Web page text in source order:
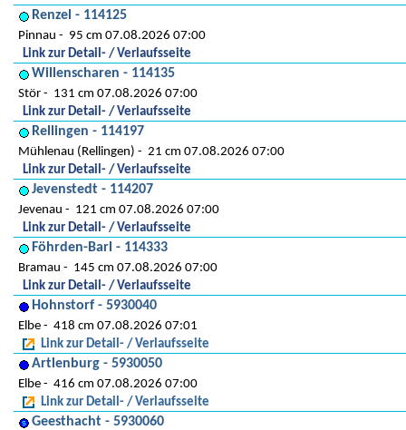
Renzel - 114125
Pinnau
95 cm 07.08.2026 07:00
Link zur Detail- / Verlaufsseite
Willenscharen - 114135
Stör
131 cm 07.08.2026 07:00
Link zur Detail- / Verlaufsseite
Rellingen - 114197
Mühlenau (Rellingen)
21 cm 07.08.2026 07:00
Link zur Detail- / Verlaufsseite
Jevenstedt - 114207
Jevenau
121 cm 07.08.2026 07:00
Link zur Detail- / Verlaufsseite
Föhrden-Barl - 114333
Bramau
145 cm 07.08.2026 07:00
Link zur Detail- / Verlaufsseite
Hohnstorf - 5930040
Elbe
418 cm 07.08.2026 07:01
Link zur Detail- / Verlaufsseite
Artlenburg - 5930050
Elbe
416 cm 07.08.2026 07:00
Link zur Detail- / Verlaufsseite
Geesthacht - 5930060